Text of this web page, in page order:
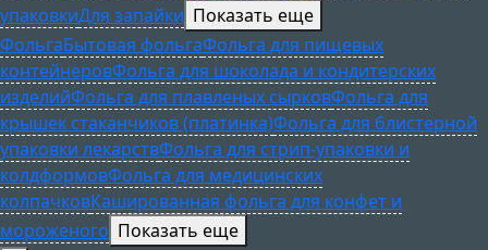
упаковкиДля запайки Показать еще
ФольгаБытовая фольгаФольга для пищевых
контейнеровФольга для шоколада и кондитерских
изделийФольга для плавленых сырковФольга для
крышек стаканчиков (платинка)Фольга для блистерной
упаковки лекарствФольга для стрип-упаковки и
колдформовФольга для медицинских
колпачковКашированная фольга для конфет и
мороженого Показать еще